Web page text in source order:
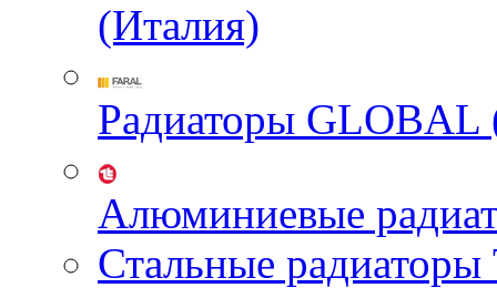
(Италия)
Радиаторы GLOBAL
Алюминиевые
Стальные